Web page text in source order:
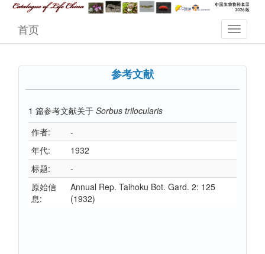
首页
参考文献
1 篇参考文献关于 Sorbus trilocularis
作者:
-
年代:
1932
标题:
-
原始信
息:
Annual Rep. Taihoku Bot. Gard. 2: 125
(1932)